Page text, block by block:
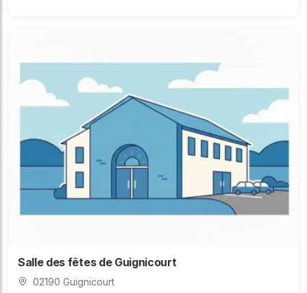
Salle des fêtes de Guignicourt
02190 Guignicourt